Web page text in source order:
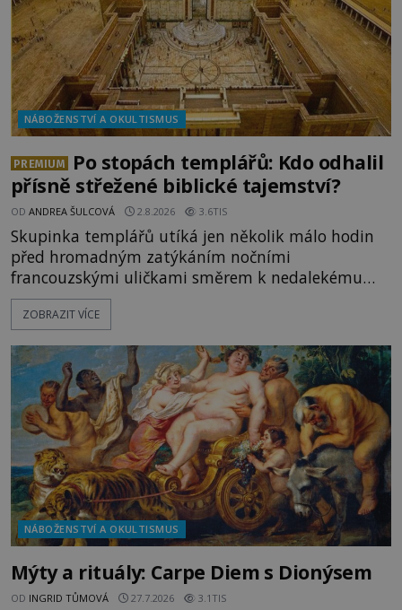
NÁBOŽENSTVÍ A OKULTISMUS
PREMIUM
Po stopách templářů: Kdo odhalil
přísně střežené biblické tajemství?
OD ANDREA ŠULCOVÁ 2.8.2026 3.6TIS
Skupinka templářů utíká jen několik málo hodin
před hromadným zatýkáním nočními
francouzskými uličkami směrem k nedalekému
přístavu. Jeden z nich má přes ramena ranec s
tajemným obsahem. Kapitán lodi už na ně čeká.
vyplouváme,“ sdělí jim. „Kam máme namířeno,
kapitáne?“ zeptá se ho jeden z templářů. „Do Sk
ZOBRAZIT VÍCE
NÁBOŽENSTVÍ A OKULTISMUS
Mýty a rituály: Carpe Diem s Dionýsem
OD INGRID TŮMOVÁ 27.7.2026 3.1TIS